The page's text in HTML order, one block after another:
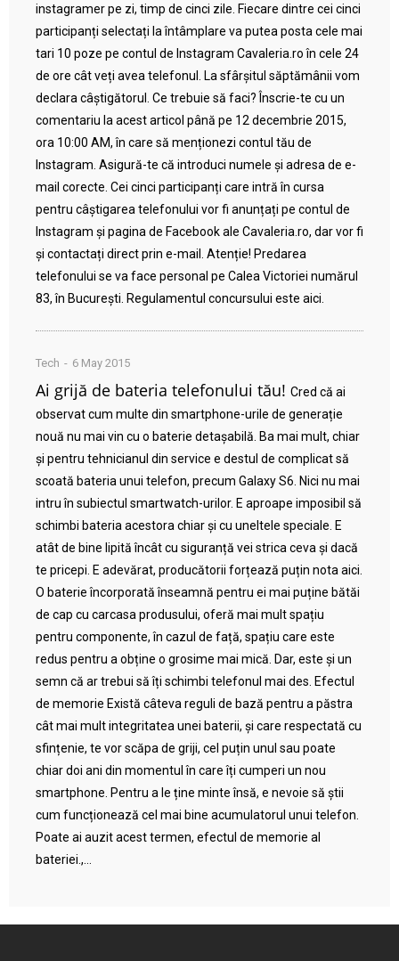
instagramer pe zi, timp de cinci zile. Fiecare dintre cei cinci
participanți selectați la întâmplare va putea posta cele mai
tari 10 poze pe contul de Instagram Cavaleria.ro în cele 24
de ore cât veți avea telefonul. La sfârșitul săptămânii vom
declara câștigătorul. Ce trebuie să faci? Înscrie-te cu un
comentariu la acest articol până pe 12 decembrie 2015,
ora 10:00 AM, în care să menționezi contul tău de
Instagram. Asigură-te că introduci numele și adresa de e-
mail corecte. Cei cinci participanți care intră în cursa
pentru câștigarea telefonului vor fi anunțați pe contul de
Instagram și pagina de Facebook ale Cavaleria.ro, dar vor fi
și contactați direct prin e-mail. Atenție! Predarea
telefonului se va face personal pe Calea Victoriei numărul
83, în București. Regulamentul concursului este aici.
Tech 6 May 2015
Ai grijă de bateria telefonului tău! Cred că ai
observat cum multe din smartphone-urile de generație
nouă nu mai vin cu o baterie detașabilă. Ba mai mult, chiar
și pentru tehnicianul din service e destul de complicat să
scoată bateria unui telefon, precum Galaxy S6. Nici nu mai
intru în subiectul smartwatch-urilor. E aproape imposibil să
schimbi bateria acestora chiar și cu uneltele speciale. E
atât de bine lipită încât cu siguranță vei strica ceva și dacă
te pricepi. E adevărat, producătorii forțează puțin nota aici.
O baterie încorporată înseamnă pentru ei mai puține bătăi
de cap cu carcasa produsului, oferă mai mult spațiu
pentru componente, în cazul de față, spațiu care este
redus pentru a obține o grosime mai mică. Dar, este și un
semn că ar trebui să îți schimbi telefonul mai des. Efectul
de memorie Există câteva reguli de bază pentru a păstra
cât mai mult integritatea unei baterii, și care respectată cu
sfințenie, te vor scăpa de griji, cel puțin unul sau poate
chiar doi ani din momentul în care îți cumperi un nou
smartphone. Pentru a le ține minte însă, e nevoie să știi
cum funcționează cel mai bine acumulatorul unui telefon.
Poate ai auzit acest termen, efectul de memorie al
bateriei.,...